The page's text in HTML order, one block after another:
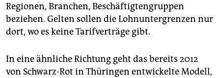
Regionen, Branchen, Beschäftigtengruppen
beziehen. Gelten sollen die Lohnuntergrenzen nur
dort, wo es keine Tarifverträge gibt.
In eine ähnliche Richtung geht das bereits 2012
von Schwarz-Rot in Thüringen entwickelte Modell,